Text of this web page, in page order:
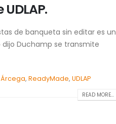
de banqueta sin editar es un
dijo Duchamp se transmite
,ReadyMade,UDLAP
READ MORE...